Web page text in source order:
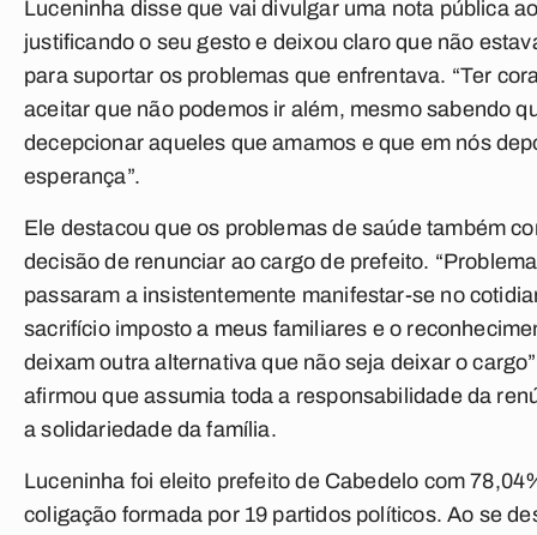
Luceninha disse que vai divulgar uma nota pública
justificando o seu gesto e deixou claro que não
para suportar os problemas que enfrentava. “Ter
aceitar que não podemos ir além, mesmo sabendo
decepcionar aqueles que amamos e que em nós
esperança”.
Ele destacou que os problemas de saúde também
decisão de renunciar ao cargo de prefeito.
passaram a insistentemente manifestar-se no
sacrifício imposto a meus familiares e o
deixam outra alternativa que não seja deixar o
afirmou que assumia toda a responsabilidade da
a solidariedade da família.
Luceninha foi eleito prefeito de Cabedelo com
coligação formada por 19 partidos políticos. Ao se